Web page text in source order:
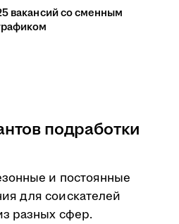
вакансий со сменным
подработки
и постоянные
для соискателей
разных сфер.